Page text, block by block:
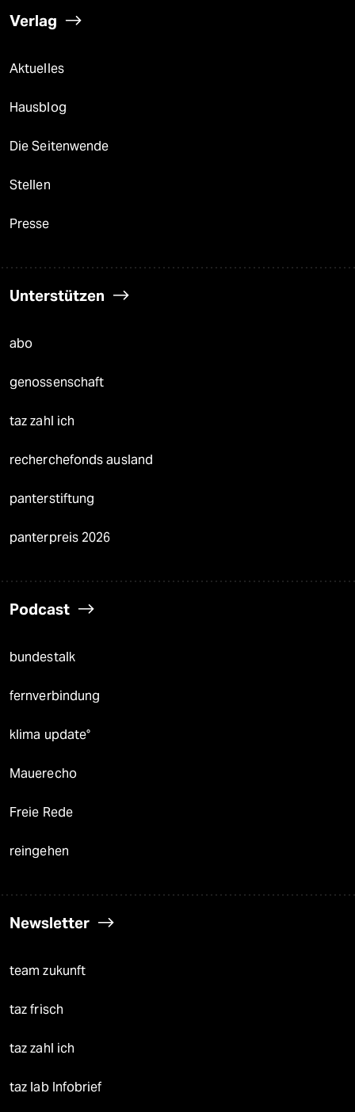
Verlag
Aktuelles
Hausblog
Die Seitenwende
Stellen
Presse
Unterstützen
abo
genossenschaft
taz zahl ich
recherchefonds ausland
panterstiftung
panterpreis 2026
Podcast
bundestalk
fernverbindung
klima update°
Mauerecho
Freie Rede
reingehen
Newsletter
team zukunft
taz frisch
taz zahl ich
taz lab Infobrief